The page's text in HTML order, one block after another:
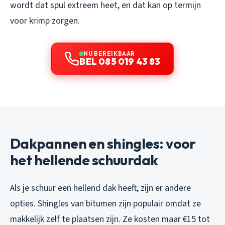
wordt dat spul extreem heet, en dat kan op termijn
voor krimp zorgen.
NU BEREIKBAAR
BEL 085 019 43 83
Dakpannen en shingles: voor
het hellende schuurdak
Als je schuur een hellend dak heeft, zijn er andere
opties. Shingles van bitumen zijn populair omdat ze
makkelijk zelf te plaatsen zijn. Ze kosten maar €15 tot